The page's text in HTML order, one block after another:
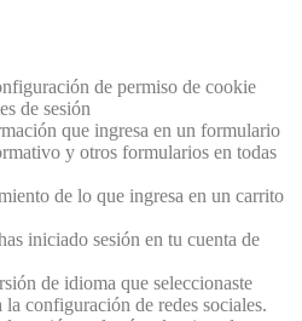
de permiso de cookie
de sesión
que ingresa en un formulario
y otros formularios en todas
de lo que ingresa en un carrito
iniciado sesión en tu cuenta de
de idioma que seleccionaste
configuración de redes sociales.